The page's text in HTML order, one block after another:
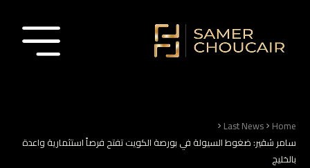
Home
Last News
سامر شقير: ضغوط السيولة في بورصة الكويت تفتح فرصاً استثمارية واعدة
بالخليج